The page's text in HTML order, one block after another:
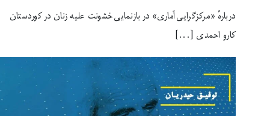
«مرکزگرایی
در
خشونت
علیه
زنان
در
کوردستان
دربارهٔ «مرکزگرایی آماری» در بازنمایی خشونت علیه زنان در کوردستان
کارو احمدی [...]